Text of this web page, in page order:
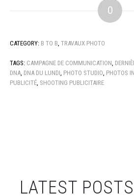
0
CATEGORY: B TO B, TRAVAUX PHOTO
TAGS: CAMPAGNE DE COMMUNICATION,
DNA, DNA DU LUNDI, PHOTO STUDIO, PHOTOS
PUBLICITÉ, SHOOTING PUBLICITAIRE
LATEST POSTS